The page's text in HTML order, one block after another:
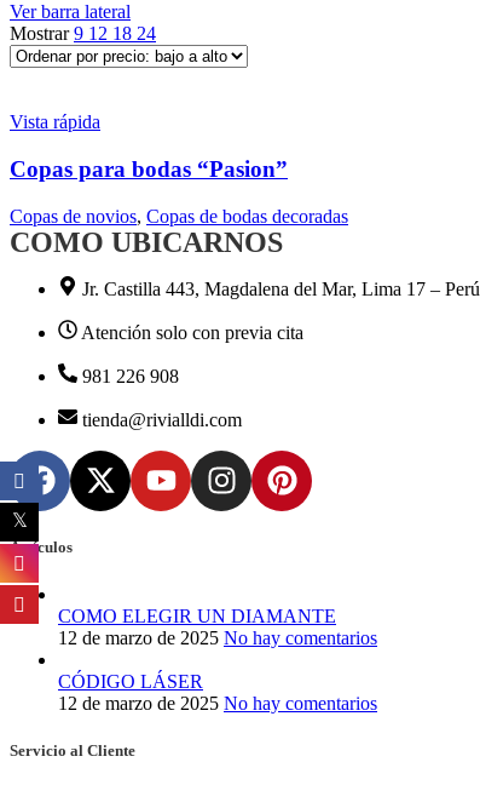
Ver barra lateral
Mostrar9 12 18 24
Vista rápida
Copas para bodas “Pasion”
Copas de novios, Copas de bodas decoradas
COMO UBICARNOS
Jr. Castilla 443, Magdalena del Mar, Lima 17 – Perú
Atención solo con previa cita
981 226 908
tienda@rivialldi.com
Artículos
COMO ELEGIR UN DIAMANTE
12 de marzo de 2025 No hay comentarios
CÓDIGO LÁSER
12 de marzo de 2025 No hay comentarios
Servicio al Cliente